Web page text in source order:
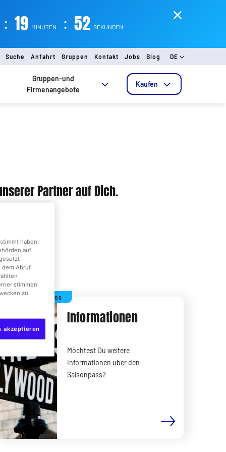
: 19 MINUTEN : 52 SEKUNDEN
Suche Anfahrt Gruppen Kontakt Jobs Blog DE
Gruppen-und
Firmenangebote
Kaufen
Partner auf Dich.
Mehr Infos
Informationen
Möchtest Du weitere
Informationen über den
Saisonpass?
haben.
auf
dem Abruf
stimmen
zu.
akzeptieren